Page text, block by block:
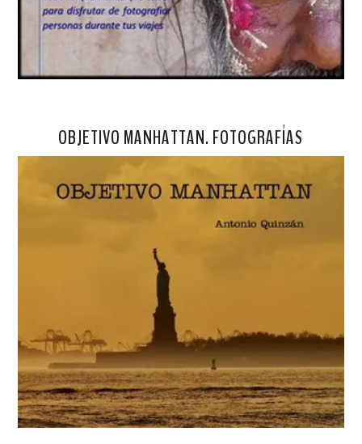
OBJETIVO MANHATTAN. FOTOGRAFÍAS